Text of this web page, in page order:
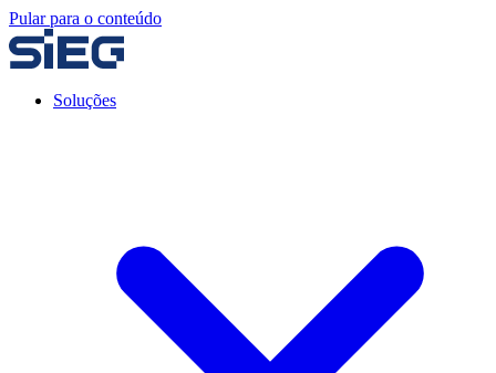
Pular para o conteúdo
Soluções